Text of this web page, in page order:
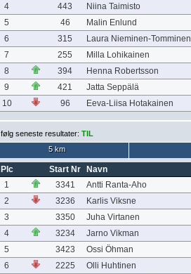
4
443
Niina Taimisto
5
46
Malin Enlund
6
315
Laura Nieminen-Tomminen
7
255
Milla Lohikainen
8
394
Henna Robertsson
9
421
Jatta Seppälä
10
96 Eeva-Liisa Hotakainen
følg seneste resultater: TIL
5 km
Plc Start Nr
Navn
1
3341
Antti Ranta-Aho
2
3236
Karlis Viksne
3
3350
Juha Virtanen
4
3234
Jarno Vikman
5
3423
Ossi Öhman
6
2225
Olli Huhtinen